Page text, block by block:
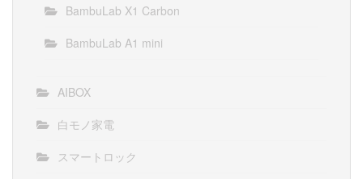
BambuLab X1 Carbon
BambuLab A1 mini
AIBOX
白モノ家電
スマートロック